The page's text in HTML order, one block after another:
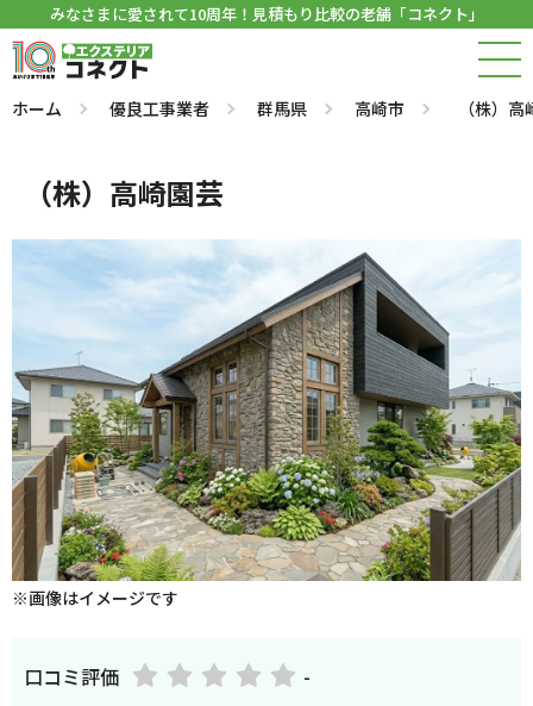
みなさまに愛されて10周年！見積もり比較の老舗「コネクト」
ホーム 優良工事業者 群馬県 高崎市 （株）
（株）高崎園芸
※画像はイメージです
口コミ評価 -